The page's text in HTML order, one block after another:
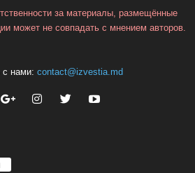
за материалы, размещённые
может не совпадать с мнением авторов.
с нами: contact@izvestia.md